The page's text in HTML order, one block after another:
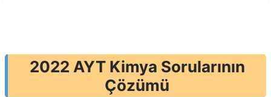
2022 AYT Kimya Sorularının
Çözümü